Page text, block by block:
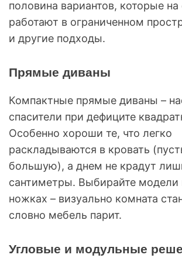
половина вариантов, которые
работают в ограниченном
и другие подходы.
Прямые диваны
Компактные прямые диваны –
спасители при дефиците
Особенно хороши те, что легко
раскладываются в кровать
большую), а днем не крадут
сантиметры. Выбирайте модели
ножках – визуально комната
словно мебель парит.
Угловые и модульные